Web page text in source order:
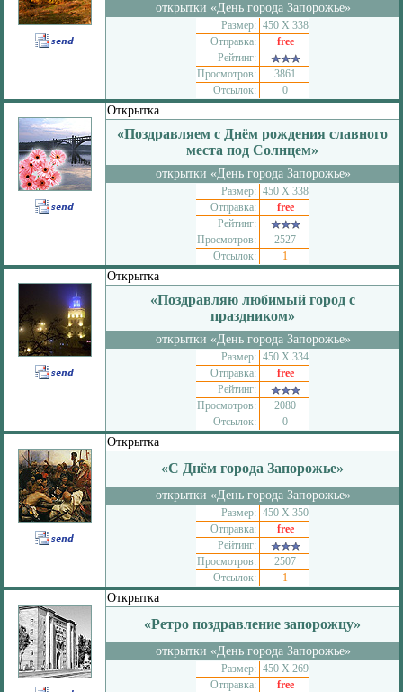
открытки «День города Запорожье»
Размер: 450 Х 338
Отправка:
free
Рейтинг:
Просмотров:
3861
Отсылок:
0
Открытка
«Поздравляем с Днём рождения славного
места под Солнцем»
открытки «День города Запорожье»
Размер: 450 Х 338
Отправка:
free
Рейтинг:
Просмотров:
2527
Отсылок:
1
Открытка
«Поздравляю любимый город с
праздником»
открытки «День города Запорожье»
Размер: 450 Х 334
Отправка:
free
Рейтинг:
Просмотров:
2080
Отсылок:
0
Открытка
«С Днём города Запорожье»
открытки «День города Запорожье»
Размер: 450 Х 350
Отправка:
free
Рейтинг:
Просмотров:
2507
Отсылок:
1
Открытка
«Ретро поздравление запорожцу»
открытки «День города Запорожье»
Размер: 450 Х 269
Отправка:
free